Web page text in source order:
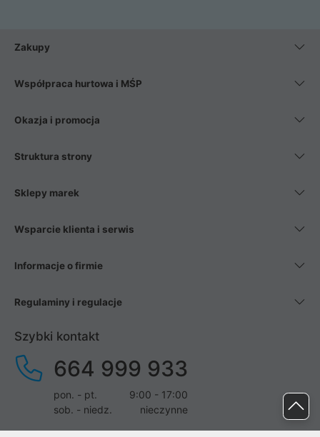
Zakupy
Współpraca hurtowa i MŚP
Okazja i promocja
Struktura strony
Sklepy marek
Wsparcie klienta i serwis
Informacje o firmie
Regulaminy i regulacje
Szybki kontakt
664 999 933
pon. - pt.
9:00 - 17:00
sob. - niedz.
nieczynne